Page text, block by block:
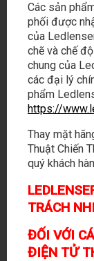
LED LENSER /
Các sản
phối được
của
chẽ và chế
chung của
các đại lý
phẩm
https://
Thay mặt
Thuật Chiến
quý khách
TRÁCH
ĐỐI VỚI
ĐIỆN TỬ